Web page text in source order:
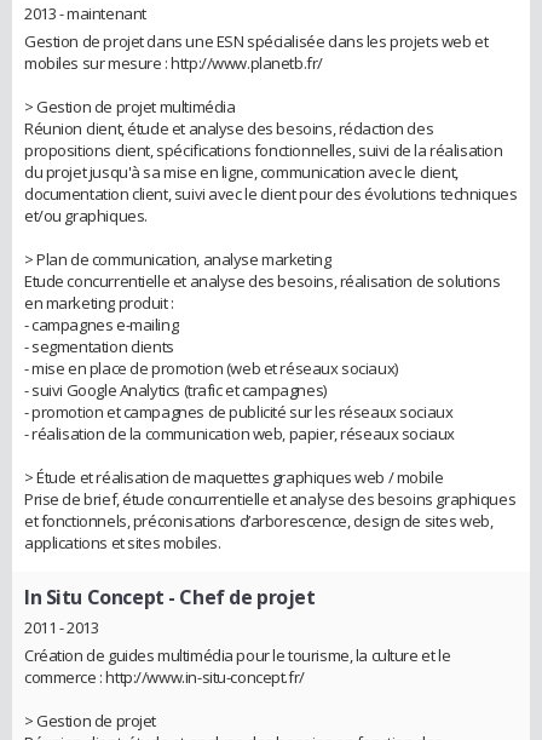
2013 - maintenant
Gestion de projet dans une ESN spécialisée dans les projets web et
mobiles sur mesure : http://www.planetb.fr/
> Gestion de projet multimédia
Réunion client, étude et analyse des besoins, rédaction des
propositions client, spécifications fonctionnelles, suivi de la réalisation
du projet jusqu'à sa mise en ligne, communication avec le client,
documentation client, suivi avec le client pour des évolutions techniques
et/ou graphiques.
> Plan de communication, analyse marketing
Etude concurrentielle et analyse des besoins, réalisation de solutions
en marketing produit :
- campagnes e-mailing
- segmentation clients
- mise en place de promotion (web et réseaux sociaux)
- suivi Google Analytics (trafic et campagnes)
- promotion et campagnes de publicité sur les réseaux sociaux
- réalisation de la communication web, papier, réseaux sociaux
> Étude et réalisation de maquettes graphiques web / mobile
Prise de brief, étude concurrentielle et analyse des besoins graphiques
et fonctionnels, préconisations d’arborescence, design de sites web,
applications et sites mobiles.
In Situ Concept - Chef de projet
2011 - 2013
Création de guides multimédia pour le tourisme, la culture et le
commerce : http://www.in-situ-concept.fr/
> Gestion de projet